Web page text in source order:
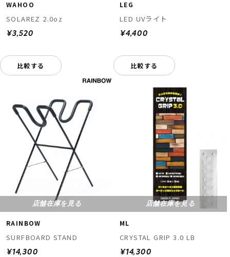
WAHOO
SOLAREZ 2.0oz
¥3,520
比較する
LEG
LED UVライト
¥4,400
比較する
店舗在庫を見る
RAINBOW
SURFBOARD STAND
¥14,300
店舗在庫を見る
ML
CRYSTAL GRIP 3.0 LB
¥14,300